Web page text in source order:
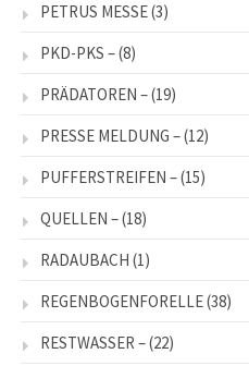
PETRUS MESSE(3)
PKD-PKS –(8)
PRÄDATOREN –(19)
PRESSE MELDUNG –(12)
PUFFERSTREIFEN –(15)
QUELLEN –(18)
RADAUBACH (1)
REGENBOGENFORELLE(38)
RESTWASSER –(22)